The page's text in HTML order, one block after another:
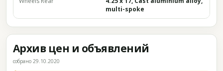
multi-spoke
Архив цен и объявлений
собрано 29.10.2020